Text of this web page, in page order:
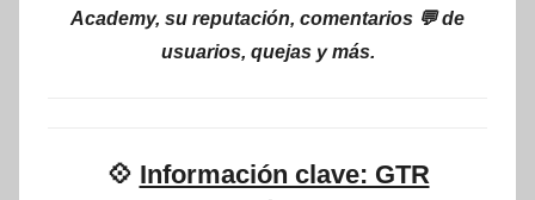
Academy, su reputación, comentarios 💬 de
usuarios, quejas y más.
💠 Información clave: GTR